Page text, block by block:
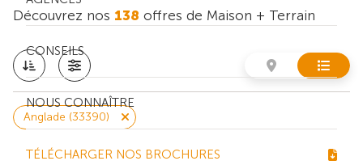
CONSEILS
NOUS CONNAÎTRE
TÉLÉCHARGER NOS BROCHURES
Découvrez nos 138 offres de Maison + Terrain
Anglade (33390)